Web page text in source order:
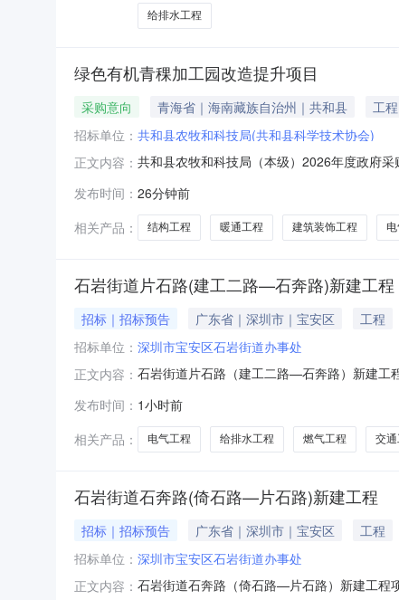
给排水工程
绿色有机青稞加工园改造提升项目
采购意向 青海省｜海南藏族自治州｜共和县 工程
招标单位： 共和县农牧和科技局(共和县科学技术协会)
正文内容： 共和县农牧和科技局（本级）2026年度政府
程采购需求概况：采购内容:工程采购数量
及暖通工程）
发布时间： 26分钟前
相关产品：
结构工程 暖通工程 建筑装饰工程
石岩街道片石路(建工二路—石奔路)新建工程
招标｜招标预告 广东省｜深圳市｜宝安区 工程
招标单位： 深圳市宝安区石岩街道办事处
正文内容： 石岩街道片石路（建工二路—石奔路）新建工
招标估价（万元）：24.68招标方式：公开招
路（现状为石叶路），
发布时间： 1小时前
相关产品：
电气工程 给排水工程 燃气工程 交通
石岩街道石奔路(倚石路—片石路)新建工程
招标｜招标预告 广东省｜深圳市｜宝安区 工程
招标单位： 深圳市宝安区石岩街道办事处
正文内容： 石岩街道石奔路（倚石路—片石路）新建工程